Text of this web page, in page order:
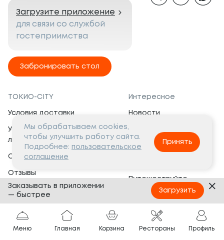
Загрузите приложение
для связи со службой
гостеприимства
Забронировать стол
ТОКИО-CITY
Условия доставки
Условия программы
лояльности
Сертификаты
Отзывы
Банкеты
Вопросы и ответы
Интересное
Новости
Вакансии
Социальная жизнь
Путешествуйте
с ТОКИО-CITY
Партнёрам
Франшиза
Меню Главная Корзина Рестораны Профиль
Мы обрабатываем cookies,
чтобы улучшить работу сайта.
Подробнее: пользовательское
соглашение
Принять
Заказывать в приложении
— быстрее
Загрузить